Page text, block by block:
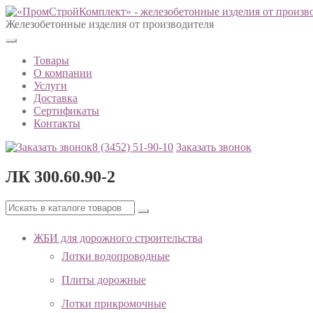
Железобетонные изделия от производителя
Товары
О компании
Услуги
Доставка
Сертификаты
Контакты
8 (3452) 51-90-10 Заказать звонок
ЛК 300.60.90-2
ЖБИ для дорожного строительства
Лотки водопроводные
Плиты дорожные
Лотки прикромочные